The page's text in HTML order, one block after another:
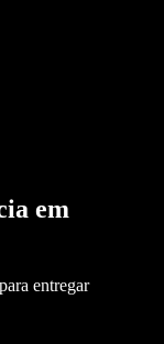
em
entregar